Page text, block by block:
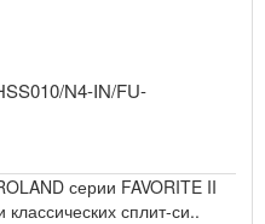
N4-IN/FU-
серии FAVORITE II
сплит-си..